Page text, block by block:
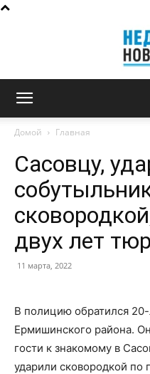
Домой Главная
Сасовцу,
двух лет
11 марта, 2022
В полицию обратился
Ермишинского района.
гости к знакомому в
ударили сковородкой по